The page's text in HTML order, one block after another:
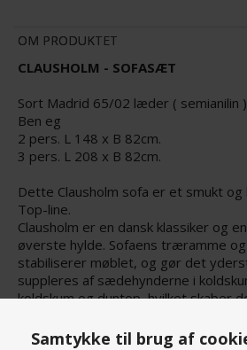
Samtykke til brug af
OM PRODUKTET
CLAUSHOLM - SOFASÆT
Sort Madrid 65/02 læder ( semianilin )
Ben eg
2 pers. L 148 x B 82cm.
3 pers. L 208 x B 82cm.
Dette Clausholm sofa er et smukt
Top-line.
Clausholm er en dansk klassiker og
øverste hylde. Sofaens træramme
stabiliserer møblet, og gør det
suppleres af sædehynderne i
koldskum og duntop, hvilket skaber
sofa
Læs mere om produktet